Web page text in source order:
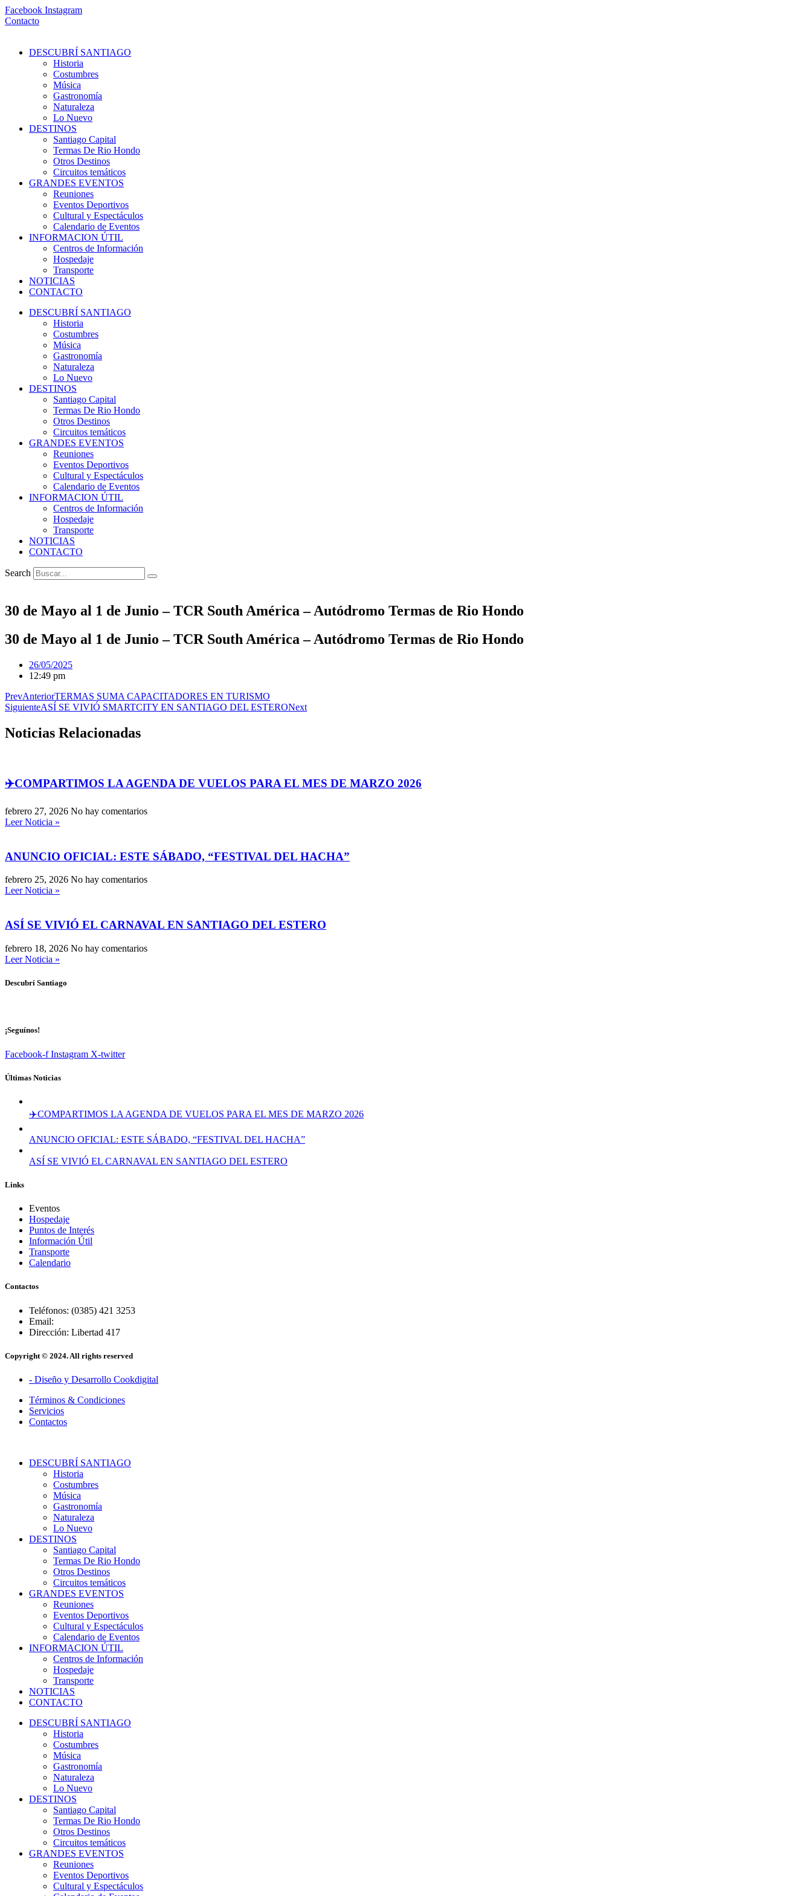
Ir
al
Facebook Instagram
Contacto
DESCUBRÍ SANTIAGO
Historia
Costumbres
Música
Gastronomía
Naturaleza
Lo Nuevo
DESTINOS
Santiago Capital
Termas De Rio Hondo
Otros Destinos
Circuitos temáticos
GRANDES EVENTOS
Reuniones
Eventos Deportivos
Cultural y Espectáculos
Calendario de Eventos
INFORMACION ÚTIL
Centros de Información
Hospedaje
Transporte
NOTICIAS
CONTACTO
DESCUBRÍ SANTIAGO
Historia
Costumbres
Música
Gastronomía
Naturaleza
Lo Nuevo
DESTINOS
Santiago Capital
Termas De Rio Hondo
Otros Destinos
Circuitos temáticos
GRANDES EVENTOS
Reuniones
Eventos Deportivos
Cultural y Espectáculos
Calendario de Eventos
INFORMACION ÚTIL
Centros de Información
Hospedaje
Transporte
NOTICIAS
CONTACTO
Search
30 de Mayo al 1 de Junio – TCR South América – Autódromo Termas de Rio Hondo
30 de Mayo al 1 de Junio – TCR South América – Autódromo Termas de Rio Hondo
26/05/2025
12:49 pm
PrevAnteriorTERMAS SUMA CAPACITADORES EN TURISMO
SiguienteASÍ SE VIVIÓ SMARTCITY EN SANTIAGO DEL ESTERONext
Noticias Relacionadas
✈️COMPARTIMOS LA AGENDA DE VUELOS PARA EL MES DE MARZO 2026
febrero 27, 2026 No hay comentarios
Leer Noticia »
ANUNCIO OFICIAL: ESTE SÁBADO, “FESTIVAL DEL HACHA”
febrero 25, 2026 No hay comentarios
Leer Noticia »
ASÍ SE VIVIÓ EL CARNAVAL EN SANTIAGO DEL ESTERO
febrero 18, 2026 No hay comentarios
Leer Noticia »
Descubrí Santiago
¡Seguínos!
Facebook-f Instagram X-twitter
Últimas Noticias
✈️COMPARTIMOS LA AGENDA DE VUELOS PARA EL MES DE MARZO 2026
ANUNCIO OFICIAL: ESTE SÁBADO, “FESTIVAL DEL HACHA”
ASÍ SE VIVIÓ EL CARNAVAL EN SANTIAGO DEL ESTERO
Links
Eventos
Hospedaje
Puntos de Interés
Información Útil
Transporte
Calendario
Contactos
Teléfonos: (0385) 421 3253
Email:
Dirección: Libertad 417
Copyright © 2024. All rights reserved
- Diseño y Desarrollo Cookdigital
Términos & Condiciones
Servicios
Contactos
DESCUBRÍ SANTIAGO
Historia
Costumbres
Música
Gastronomía
Naturaleza
Lo Nuevo
DESTINOS
Santiago Capital
Termas De Rio Hondo
Otros Destinos
Circuitos temáticos
GRANDES EVENTOS
Reuniones
Eventos Deportivos
Cultural y Espectáculos
Calendario de Eventos
INFORMACION ÚTIL
Centros de Información
Hospedaje
Transporte
NOTICIAS
CONTACTO
DESCUBRÍ SANTIAGO
Historia
Costumbres
Música
Gastronomía
Naturaleza
Lo Nuevo
DESTINOS
Santiago Capital
Termas De Rio Hondo
Otros Destinos
Circuitos temáticos
GRANDES EVENTOS
Reuniones
Eventos Deportivos
Cultural y Espectáculos